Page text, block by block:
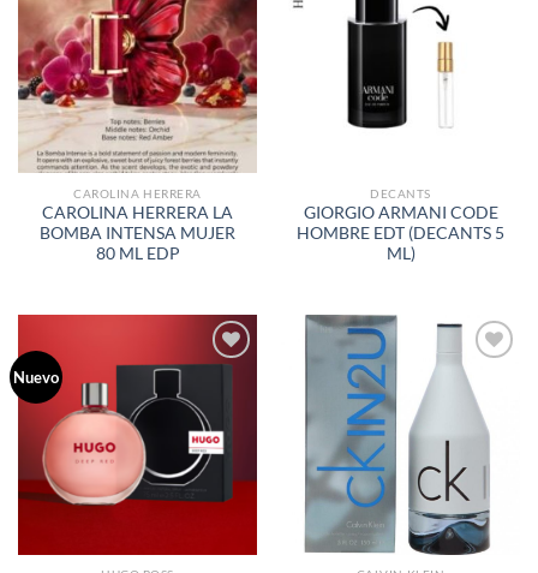
A LA
LISTA
DE
DESEOS
CAROLINA HERRERA
CAROLINA HERRERA LA
BOMBA INTENSA MUJER
80 ML EDP
A LA
LISTA
DESEOS
DECANTS
GIORGIO ARMANI CODE
HOMBRE EDT (DECANTS 5
ML)
Nuevo
A LA
LISTA
DE
DESEOS
AÑADIR
A LA
LISTA